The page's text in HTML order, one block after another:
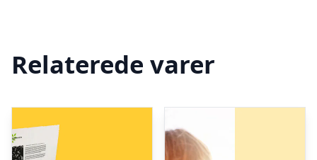
Relaterede varer